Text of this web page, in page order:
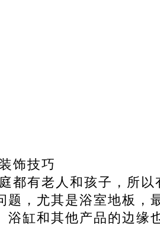
饰技巧
有老人和孩子，所以
题，尤其是浴室地板，
浴缸和其他产品的边缘